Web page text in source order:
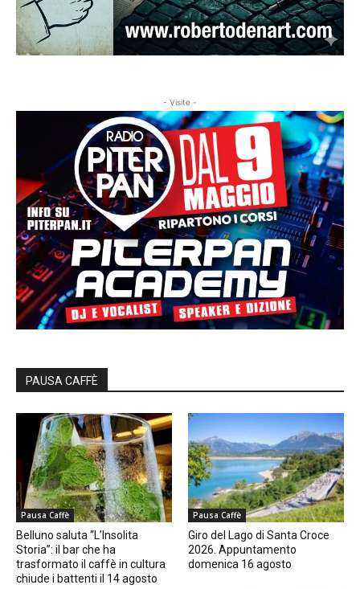
- Visite -
PAUSA CAFFÈ
Pausa Caffè
Belluno saluta “L’Insolita
Storia”: il bar che ha
trasformato il caffè in cultura
chiude i battenti il 14 agosto
Pausa Caffè
Giro del Lago di Santa Croce
2026. Appuntamento
domenica 16 agosto